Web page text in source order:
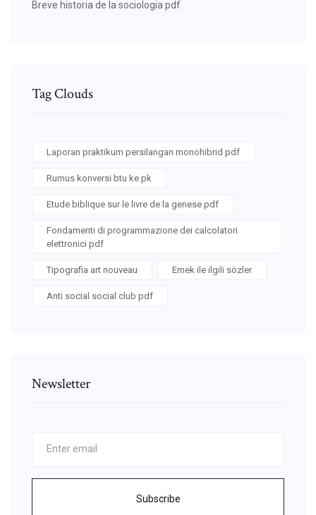
Breve historia de la sociologia pdf
Tag Clouds
Laporan praktikum persilangan monohibrid pdf
Rumus konversi btu ke pk
Etude biblique sur le livre de la genese pdf
Fondamenti di programmazione dei calcolatori
elettronici pdf
Tipografia art nouveau Emek ile ilgili sözler
Anti social social club pdf
Newsletter
Subscribe